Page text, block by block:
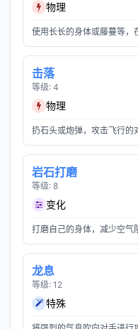
物理
使用长长的身体或藤蔓等，
击落
等级: 4
物理
扔石头或炮弹，攻击飞行的
岩石打磨
等级: 8
变化
打磨自己的身体，减少空气
龙息
等级: 12
特殊